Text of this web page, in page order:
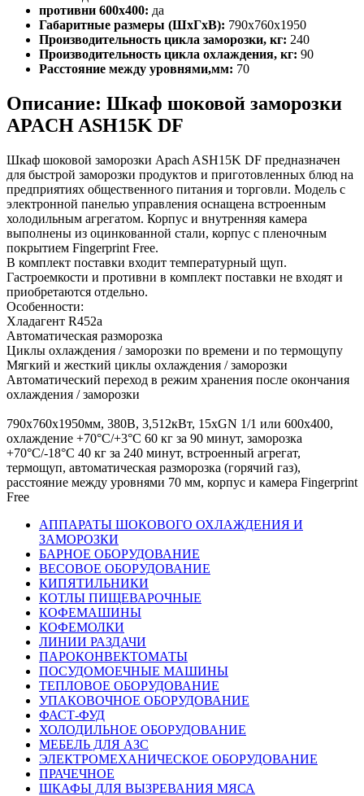
противни 600х400: да
Габаритные размеры (ШхГхВ): 790х760х1950
Производительность цикла заморозки, кг: 240
Производительность цикла охлаждения, кг: 90
Расстояние между уровнями,мм: 70
Описание: Шкаф шоковой заморозки
APACH ASH15K DF
Шкаф шоковой заморозки Apach ASH15K DF предназначен
для быстрой заморозки продуктов и приготовленных блюд на
предприятиях общественного питания и торговли. Модель с
электронной панелью управления оснащена встроенным
холодильным агрегатом. Корпус и внутренняя камера
выполнены из оцинкованной стали, корпус с пленочным
покрытием Fingerprint Free.
В комплект поставки входит температурный щуп.
Гастроемкости и противни в комплект поставки не входят и
приобретаются отдельно.
Особенности:
Хладагент R452a
Автоматическая разморозка
Циклы охлаждения / заморозки по времени и по термощупу
Мягкий и жесткий циклы охлаждения / заморозки
Автоматический переход в режим хранения после окончания
охлаждения / заморозки
790х760х1950мм, 380В, 3,512кВт, 15хGN 1/1 или 600х400,
охлаждение +70°С/+3°С 60 кг за 90 минут, заморозка
+70°С/-18°С 40 кг за 240 минут, встроенный агрегат,
термощуп, автоматическая разморозка (горячий газ),
расстояние между уровнями 70 мм, корпус и камера Fingerprint
Free
АППАРАТЫ ШОКОВОГО ОХЛАЖДЕНИЯ И
ЗАМОРОЗКИ
БАРНОЕ ОБОРУДОВАНИЕ
ВЕСОВОЕ ОБОРУДОВАНИЕ
КИПЯТИЛЬНИКИ
КОТЛЫ ПИЩЕВАРОЧНЫЕ
КОФЕМАШИНЫ
КОФЕМОЛКИ
ЛИНИИ РАЗДАЧИ
ПАРОКОНВЕКТОМАТЫ
ПОСУДОМОЕЧНЫЕ МАШИНЫ
ТЕПЛОВОЕ ОБОРУДОВАНИЕ
УПАКОВОЧНОЕ ОБОРУДОВАНИЕ
ФАСТ-ФУД
ХОЛОДИЛЬНОЕ ОБОРУДОВАНИЕ
МЕБЕЛЬ ДЛЯ АЗС
ЭЛЕКТРОМЕХАНИЧЕСКОЕ ОБОРУДОВАНИЕ
ПРАЧЕЧНОЕ
ШКАФЫ ДЛЯ ВЫЗРЕВАНИЯ МЯСА